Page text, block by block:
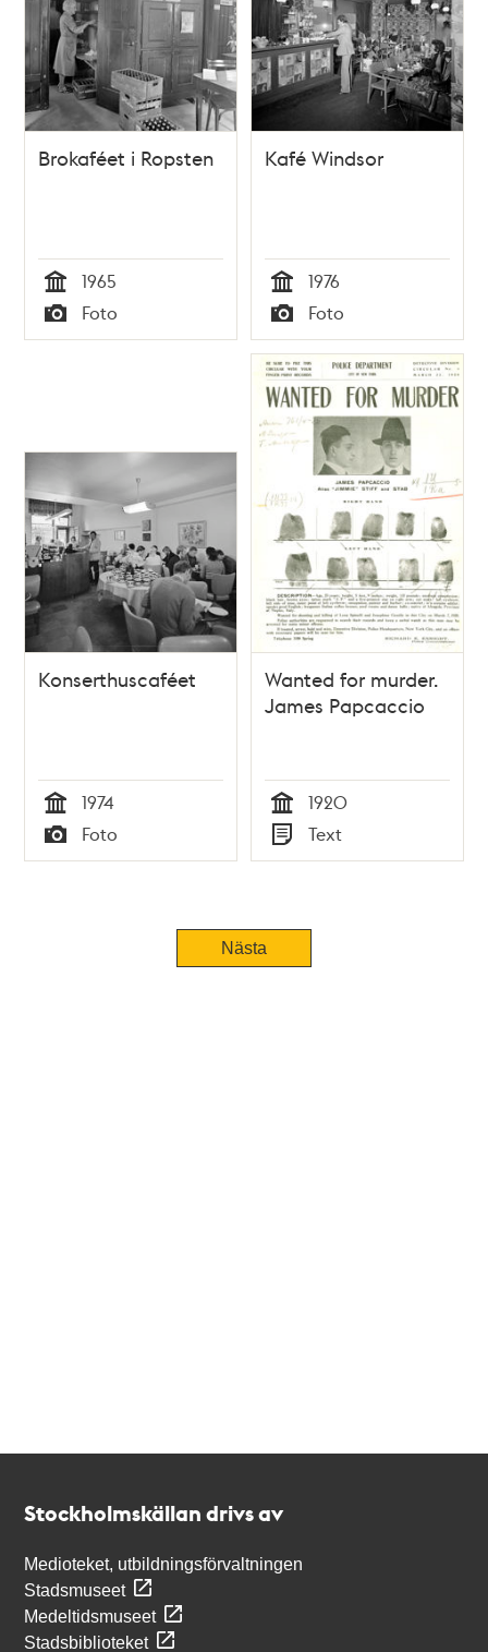
Brokaféet i Ropsten
Tid
1965
Typ
Foto
Kafé Windsor
Tid
1976
Typ
Foto
Konserthuscaféet
Tid
1974
Typ
Foto
Wanted for murder.
James Papcaccio
Tid
1920
Typ
Text
TidigareNästa
Stockholmskällan drivs av
Medioteket, utbildningsförvaltningen
Stadsmuseet
Medeltidsmuseet
Stadsbiblioteket